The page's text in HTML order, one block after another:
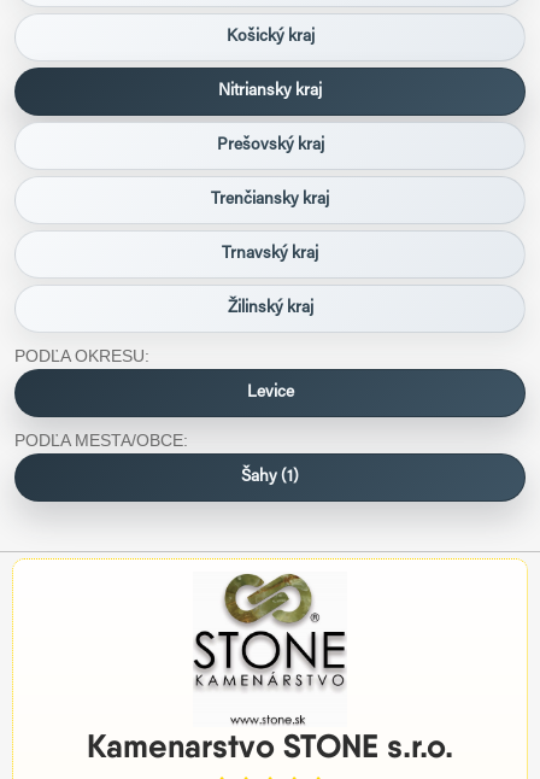
Košický kraj
Nitriansky kraj
Prešovský kraj
Trenčiansky kraj
Trnavský kraj
Žilinský kraj
PODĽA OKRESU:
Levice
PODĽA MESTA/OBCE:
Šahy (1)
Kamenarstvo STONE s.r.o.